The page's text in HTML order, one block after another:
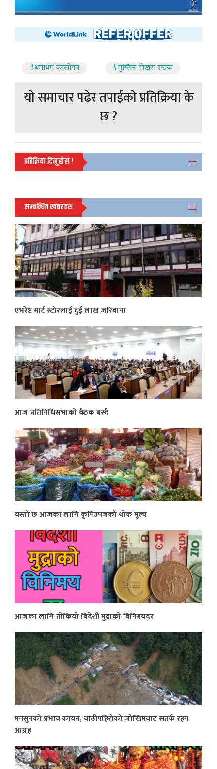
#धमाधम कालोपत्र #मुग्लिन पोखरा सडक
यो समाचार पढेर तपाईको प्रतिक्रिया के
छ ?
प्रतिक्रिया दिनुहोस !
सम्बन्धित खबरहरु
एभरेष्ट मार्ट स्टोरलाई दुई लाख जरिवाना
आज प्रतिनिधिसभाको बैठक बस्दै
यस्तो छ आजका लागि कृषिउपजको थोक मूल्य
आजका लागि तोकियो विदेशी मुद्राको विनिमयदर
मनसुनको प्रभाव कायम, बाढीपहिरोको जोखिमबाट सतर्क रहन
आग्रह